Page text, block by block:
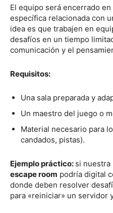
El equipo será encerrado
específica relacionada con
idea es que trabajen en
desafíos en un tiempo
comunicación y el
Requisitos:
Una sala preparada y
Un maestro del juego o
Material necesario para
candados, pistas).
Ejemplo práctico: si nuestra
escape room podría digital
donde deben resolver
para «reiniciar» un servidor